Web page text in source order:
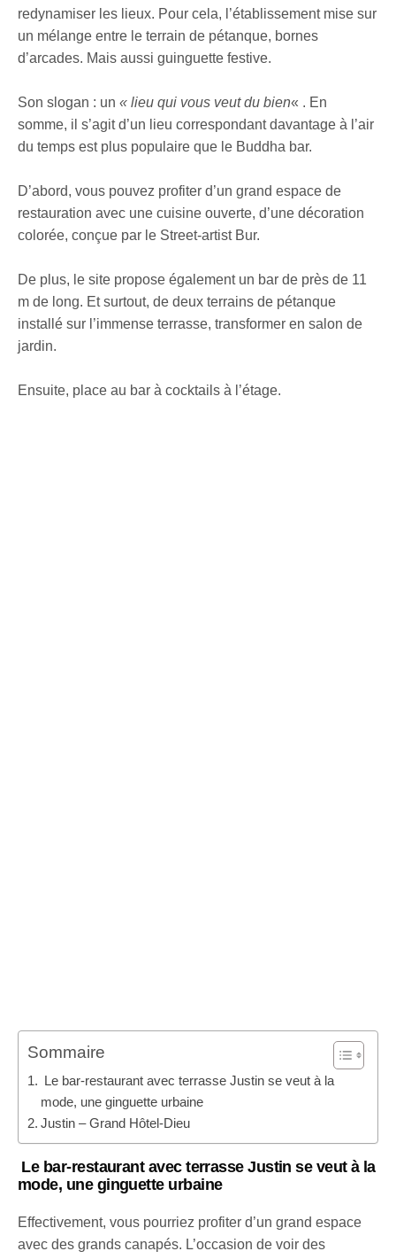
redynamiser les lieux. Pour cela, l’établissement mise sur
un mélange entre le terrain de pétanque, bornes
d’arcades. Mais aussi guinguette festive.
Son slogan : un« lieu qui vous veut du bien« . En
somme, il s’agit d’un lieu correspondant davantage à l’air
du temps est plus populaire que le Buddha bar.
D’abord, vous pouvez profiter d’un grand espace de
restauration avec une cuisine ouverte, d’une décoration
colorée, conçue par le Street-artist Bur.
De plus, le site propose également un bar de près de 11
m de long. Et surtout, de deux terrains de pétanque
installé sur l’immense terrasse, transformer en salon de
jardin.
Ensuite, place au bar à cocktails à l’étage.
Sommaire
Le bar-restaurant avec terrasse Justin se veut à la
mode, une ginguette urbaine
Justin – Grand Hôtel-Dieu
Le bar-restaurant avec terrasse Justin se veutà la
mode, une ginguette urbaine
Effectivement, vous pourriez profiter d’un grand espace
avec des grands canapés. L’occasion de voir des